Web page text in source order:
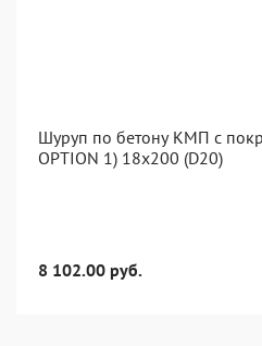
Шуруп по бетону КМП с
OPTION 1) 18x200 (D20)
8 102.00 руб.